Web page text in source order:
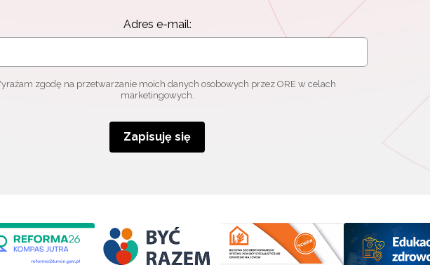
Adres e-mail:
zgodę na przetwarzanie moich danych osobowych przez ORE w celach
marketingowych.
Zapisuję się